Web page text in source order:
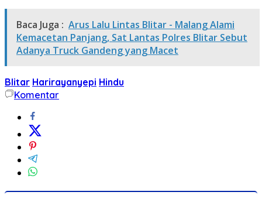
Baca Juga : Arus Lalu Lintas Blitar - Malang Alami
Kemacetan Panjang, Sat Lantas Polres Blitar Sebut
Adanya Truck Gandeng yang Macet
Blitar Harirayanyepi Hindu
Komentar